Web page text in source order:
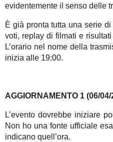
evidentemente il senso delle
È già pronta tutta una serie
voti, replay di filmati e
L’orario nel nome della
inizia alle 19:00.
AGGIORNAMENTO 1 (06/04/
L’evento dovrebbe iniziare
Non ho una fonte ufficiale
indicano quell’ora.